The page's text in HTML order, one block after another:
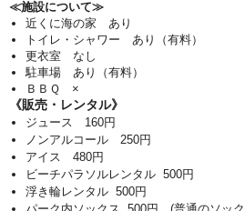
≪施設について≫
近くに海の家 あり
トイレ・シャワー あり（有料）
更衣室 なし
駐車場 あり（有料）
ＢＢＱ ×
《販売・レンタル》
ジュース 160円
ノンアルコール 250円
アイス 480円
ビーチパラソルレンタル 500円
浮き輪レンタル 500円